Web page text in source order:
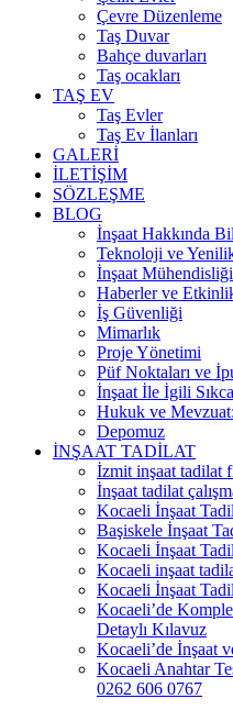
Çevre Düzenleme
Taş Duvar
Bahçe duvarları
Taş ocakları
TAŞ EV
Taş Evler
Taş Ev İlanları
GALERİ
İLETİŞİM
SÖZLEŞME
BLOG
İnşaat Hakkında
Teknoloji ve
İnşaat Mühendisliği
Haberler ve
İş Güvenliği
Mimarlık
Proje Yönetimi
Püf Noktaları ve
İnşaat İle İgili
Hukuk ve Mevzuat:
Depomuz
İNŞAAT TADİLAT
İzmit inşaat tadilat
İnşaat tadilat
Kocaeli İnşaat
Başiskele İnşaat
Kocaeli İnşaat
Kocaeli inşaat
Kocaeli İnşaat
Kocaeli’de
Detaylı Kılavuz
Kocaeli’de İnşaat
Kocaeli Anahtar
0262 606 0767